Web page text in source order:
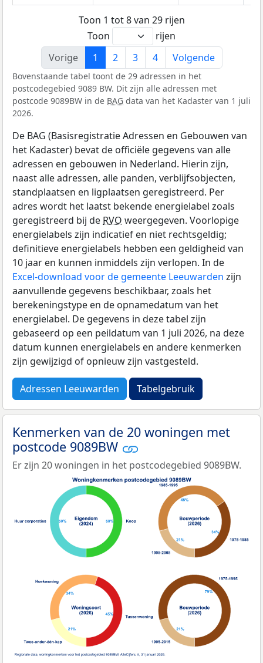
Toon 1 tot 8 van 29 rijen
Toon
rijen
Vorige
1 2 3 4 Volgende
Bovenstaande tabel toont de 29 adressen in het
postcodegebied 9089 BW. Dit zijn alle adressen met
postcode 9089BW in de BAG data van het Kadaster van 1 juli
2026.
De BAG (Basisregistratie Adressen en Gebouwen van
het Kadaster) bevat de officiële gegevens van alle
adressen en gebouwen in Nederland. Hierin zijn,
naast alle adressen, alle panden, verblijfsobjecten,
standplaatsen en ligplaatsen geregistreerd. Per
adres wordt het laatst bekende energielabel zoals
geregistreerd bij de RVO weergegeven. Voorlopige
energielabels zijn indicatief en niet rechtsgeldig;
definitieve energielabels hebben een geldigheid van
10 jaar en kunnen inmiddels zijn verlopen. In de
Excel-download voor de gemeente Leeuwarden zijn
aanvullende gegevens beschikbaar, zoals het
berekeningstype en de opnamedatum van het
energielabel. De gegevens in deze tabel zijn
gebaseerd op een peildatum van 1 juli 2026, na deze
datum kunnen energielabels en andere kenmerken
zijn gewijzigd of opnieuw zijn vastgesteld.
Adressen Leeuwarden Tabelgebruik
Kenmerken van de 20 woningen met
postcode 9089BW
Er zijn 20 woningen in het postcodegebied 9089BW.